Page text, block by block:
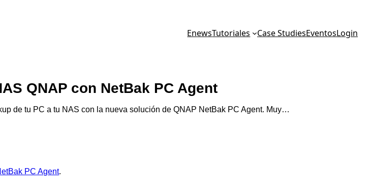
EnewsTutoriales Case StudiesEventosLogin
QNAP con NetBak PC Agent
de tu PC a tu NAS con la nueva solución de QNAP NetBak PC Agent. Muy…
PC Agent.